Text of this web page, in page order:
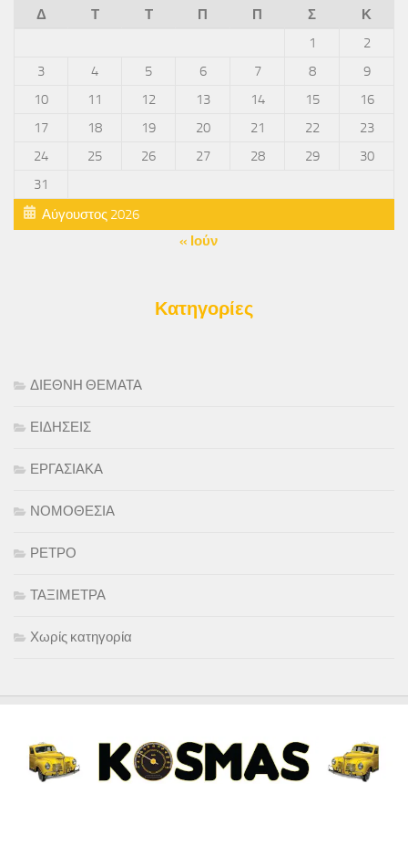
Αύγουστος 2026
Δ Τ Τ Π Π Σ
Κ
1
2
3
4 5 6 7 8
9
10
11 12 13 14 15
16
17
18 19 20 21 22
23
24
25 26 27 28 29
30
31
« Ιούν
Κατηγορίες
ΔΙΕΘΝΗ ΘΕΜΑΤΑ
ΕΙΔΗΣΕΙΣ
ΕΡΓΑΣΙΑΚΑ
ΝΟΜΟΘΕΣΙΑ
ΡΕΤΡΟ
ΤΑΞΙΜΕΤΡΑ
Χωρίς κατηγορία